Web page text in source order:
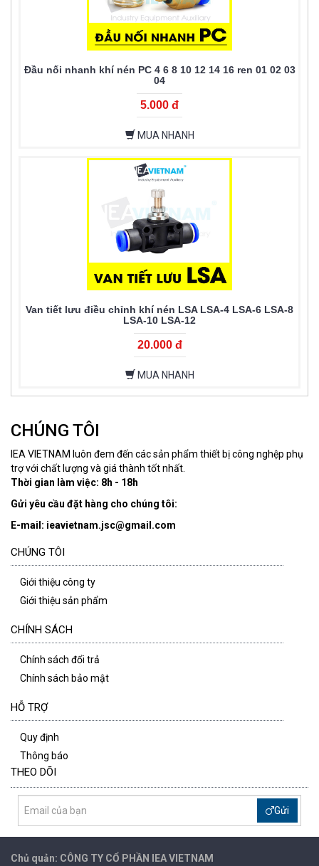
Đầu nối nhanh khí nén PC 4 6 8 10 12 14 16 ren 01 02 03
04
5.000 đ
MUA NHANH
Van tiết lưu điều chỉnh khí nén LSA LSA-4 LSA-6 LSA-8
LSA-10 LSA-12
20.000 đ
MUA NHANH
CHÚNG TÔI
IEA VIETNAM luôn đem đến các sản phẩm thiết bị công nghệp phụ
trợ với chất lượng và giá thành tốt nhất.
Thời gian làm việc: 8h - 18h
Gửi yêu cầu đặt hàng cho chúng tôi:
E-mail: ieavietnam.jsc@gmail.com
CHÚNG TÔI
Giới thiệu công ty
Giới thiệu sản phẩm
CHÍNH SÁCH
Chính sách đổi trả
Chính sách bảo mật
HỖ TRỢ
Quy định
Thông báo
THEO DÕI
Gửi
Chủ quản: CÔNG TY CỔ PHẦN IEAVIETNAM